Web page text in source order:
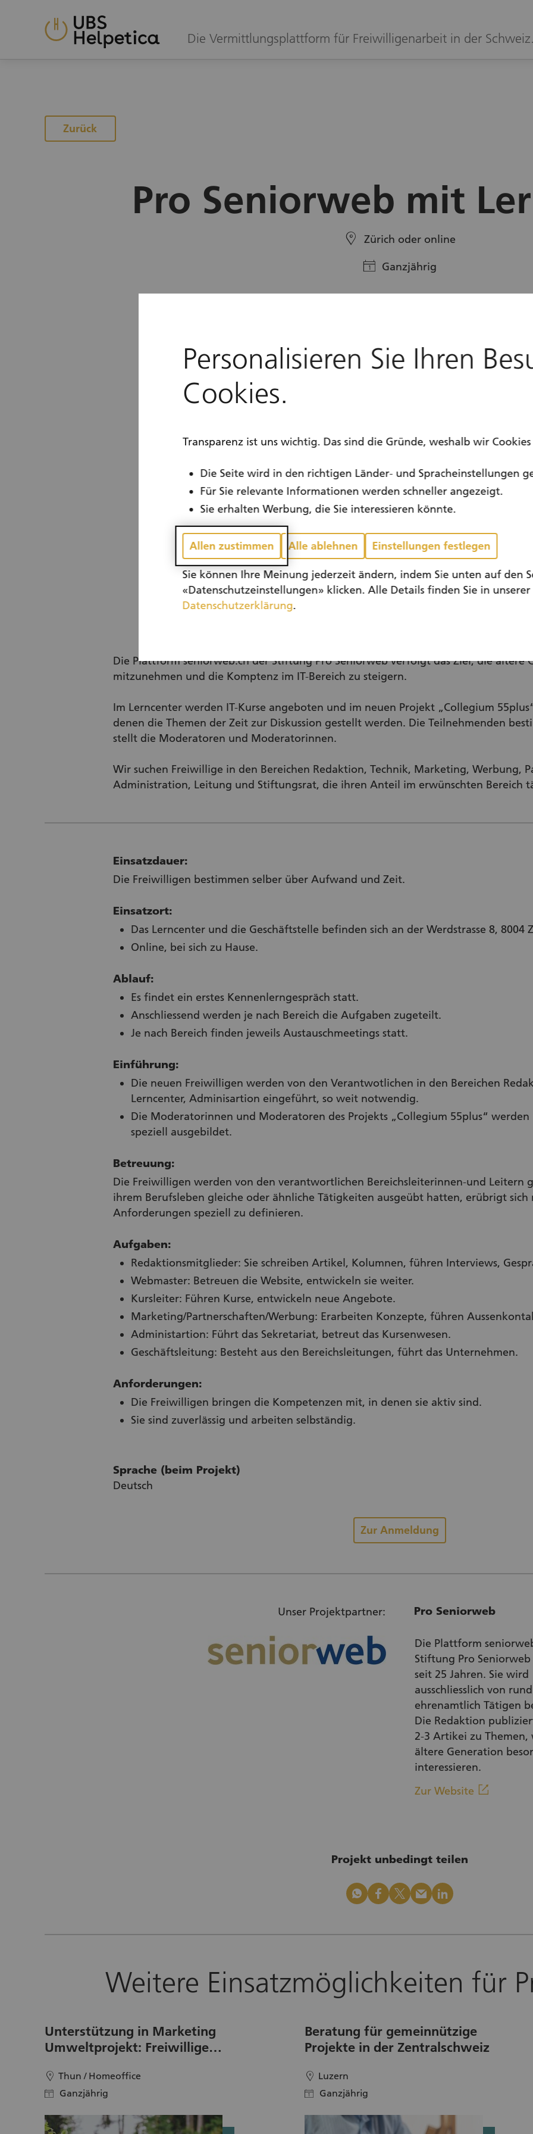
Die Vermittlungsplattform für Freiwilligenarbeit in der Schweiz.
Zurück
Pro Seniorweb mit
location
Zürich oder online
calendar Ganzjährig
Die Plattform seniorweb.ch der Stiftung Pro Seniorweb verfolgt das Ziel, die ältere
mitzunehmen und die Komptenz im IT-Bereich zu steigern.
Im Lerncenter werden IT-Kurse angeboten und im neuen Projekt „Collegium
denen die Themen der Zeit zur Diskussion gestellt werden. Die Teilnehmenden
stellt die Moderatoren und Moderatorinnen.
Wir suchen Freiwillige in den Bereichen Redaktion, Technik, Marketing, Werbung,
Administration, Leitung und Stiftungsrat, die ihren Anteil im erwünschten Bereich
Einsatzdauer:
Die Freiwilligen bestimmen selber über Aufwand und Zeit.
Einsatzort:
Das Lerncenter und die Geschäftstelle befinden sich an der Werdstrasse 8, 8004
Online, bei sich zu Hause.
Ablauf:
Es findet ein erstes Kennenlerngespräch statt.
Anschliessend werden je nach Bereich die Aufgaben zugeteilt.
Je nach Bereich finden jeweils Austauschmeetings statt.
Einführung:
Die neuen Freiwilligen werden von den Verantwotlichen in den Bereichen
Lerncenter, Adminisartion eingeführt, so weit notwendig.
Die Moderatorinnen und Moderatoren des Projekts „Collegium 55plus“
speziell ausgebildet.
Betreuung:
Die Freiwilligen werden von den verantwortlichen Bereichsleiterinnen-und Leitern
ihrem Berufsleben gleiche oder ähnliche Tätigkeiten ausgeübt hatten, erübrigt sich
Anforderungen speziell zu definieren.
Aufgaben:
Redaktionsmitglieder: Sie schreiben Artikel, Kolumnen, führen Interviews,
Webmaster: Betreuen die Website, entwickeln sie weiter.
Kursleiter: Führen Kurse, entwickeln neue Angebote.
Marketing/Partnerschaften/Werbung: Erarbeiten Konzepte, führen
Administartion: Führt das Sekretariat, betreut das Kursenwesen.
Geschäftsleitung: Besteht aus den Bereichsleitungen, führt das Unternehmen.
Anforderungen:
Die Freiwilligen bringen die Kompetenzen mit, in denen sie aktiv sind.
Sie sind zuverlässig und arbeiten selbständig.
Sprache (beim Projekt)
Deutsch
Zur Anmeldung
Unser Projektpartner: Pro Seniorweb
Die Plattform
Stiftung Pro
seit 25 Jahren. Sie wird
ausschliesslich von
ehrenamtlich Tätigen
Die Redaktion
2-3 Artikei zu Themen,
ältere Generation
interessieren.
Zur Website linkout
Projekt unbedingt teilen
whatsapp facebook x_logo mail linkedin
Weitere Einsatzmöglichkeiten für
Unterstützung in Marketing
Umweltprojekt: Freiwillige
location Thun / Homeoffice
calendar Ganzjährig
Beratung für gemeinnützige
Projekte in der Zentralschweiz
location Luzern
calendar Ganzjährig
Personalisieren Sie Ihren
Cookies.
Transparenz ist uns wichtig. Das sind die Gründe, weshalb wir
Die Seite wird in den richtigen Länder- und Spracheinstellungen
Für Sie relevante Informationen werden schneller angezeigt.
Sie erhalten Werbung, die Sie interessieren könnte.
Allen zustimmen Alle ablehnen Einstellungen festlegen
Sie können Ihre Meinung jederzeit ändern, indem Sie unten auf den
«Datenschutzeinstellungen» klicken. Alle Details finden Sie in unserer
Datenschutzerklärung.